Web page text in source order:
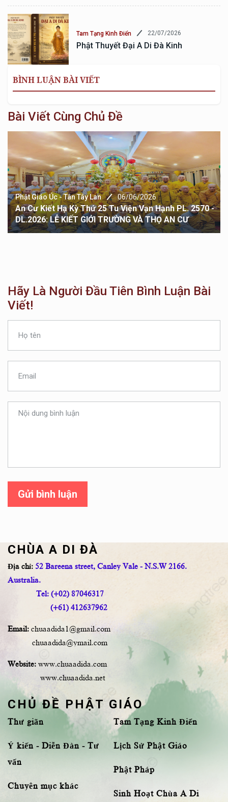
Tam Tạng Kinh Điển 22/07/2026
Phật Thuyết Đại A Di Đà Kinh
BÌNH LUẬN BÀI VIẾT
Bài Viết Cùng Chủ Đề
Phật Giáo Úc - Tân Tây Lan 06/06/2026
An Cư Kiết Hạ Kỳ Thứ 25 Tu Viện Vạn Hạnh PL. 2570 -
DL.2026: LỄ KIẾT GIỚI TRƯỜNG VÀ THỌ AN CƯ
Hãy Là Người Đầu Tiên Bình Luận Bài
Viết!
Gửi bình luận
CHÙA A DI ĐÀ
Địa chỉ: 52 Bareena street, Canley Vale - N.S.W 2166.
Australia.
Tel: (+02) 87046317
(+61) 412637962
Email: chuaadida1@gmail.com
chuaadida@ymail.com
Website: www.chuaadida.com
www.chuaadida.net
CHỦ ĐỀ PHẬT GIÁO
Thư giãn
Ý kiến - Diễn Đàn - Tư
vấn
Chuyên mục khác
Tam Tạng Kinh Điển
Lịch Sử Phật Giáo
Phật Pháp
Sinh Hoạt Chùa A Di